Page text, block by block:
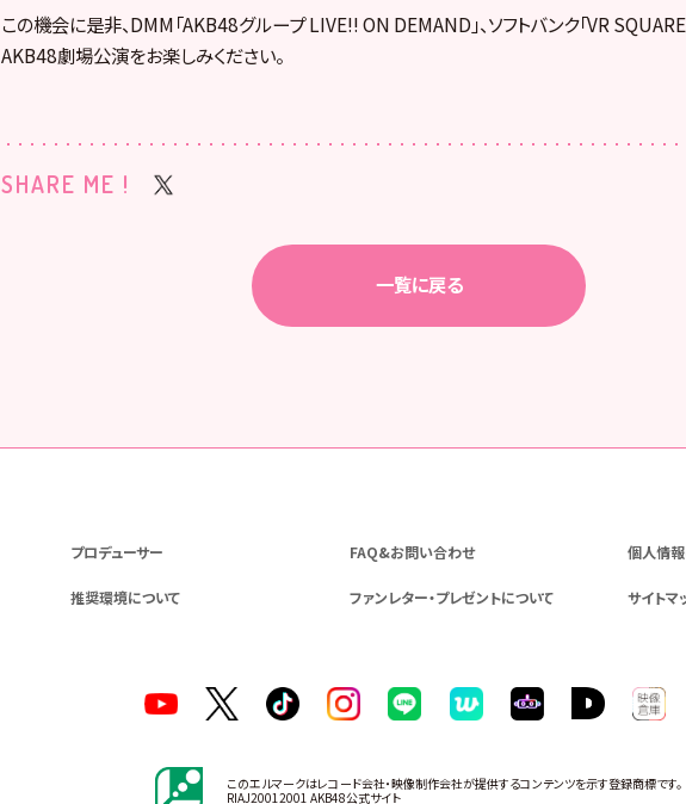
この機会に是非、DMM「AKB48グループ LIVE!! ON DEMAND」、ソフトバンク「VR SQUARE
AKB48劇場公演をお楽しみください。
SHARE ME !
一覧に戻る
プロデューサー FAQ&お問い合わせ 個人情
推奨環境について ファンレター・プレゼントについて サイトマ
このエルマークはレコード会社・映像制作会社が提供するコンテンツを示す登録商標です。
RIAJ20012001 AKB48公式サイト